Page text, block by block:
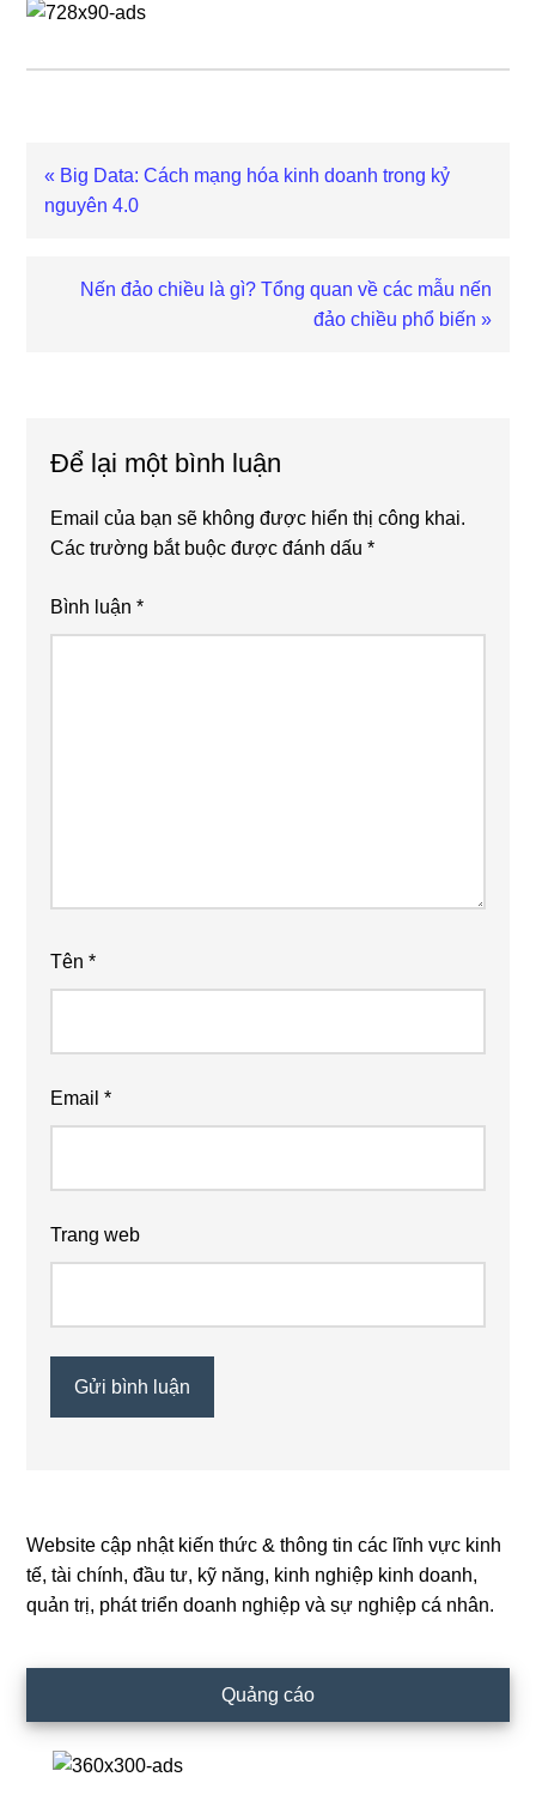
Previous
Post:
« Big Data: Cách mạng hóa kinh doanh trong kỷ
nguyên 4.0
Next
Nến đảo chiều là gì? Tổng quan về các mẫu nến
đảo chiều phổ biến »
Để lại một bình luận
Email của bạn sẽ không được hiển thị công khai.
Các trường bắt buộc được đánh dấu*
Bình luận*
Tên*
Email*
Trang web
Primary
Sidebar
Website cập nhật kiến thức & thông tin các lĩnh vực kinh
tế, tài chính, đầu tư, kỹ năng, kinh nghiệp kinh doanh,
quản trị, phát triển doanh nghiệp và sự nghiệp cá nhân.
Quảng cáo